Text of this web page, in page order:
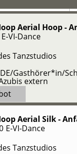
Aerial Hoop -
E-VI-Dance
Tanzstudios
Gasthörer*in/
extern
Aerial Silk -
E-VI-Dance
Tanzstudios